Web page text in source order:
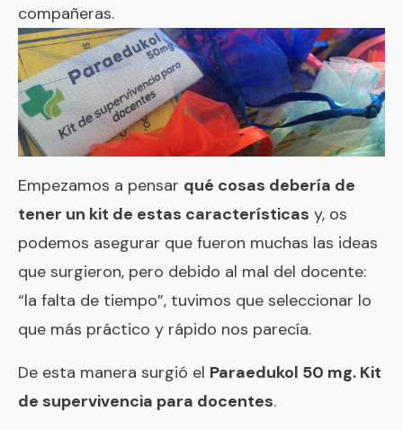
compañeras.
Empezamos a pensar qué cosas debería de
tener un kit de estas características y, os
podemos asegurar que fueron muchas las ideas
que surgieron, pero debido al mal del docente:
“la falta de tiempo”, tuvimos que seleccionar lo
que más práctico y rápido nos parecía.
De esta manera surgió el Paraedukol 50 mg. Kit
de supervivencia para docentes.